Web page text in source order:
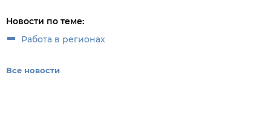
Новости по теме:
Работа в регионах
Все новости